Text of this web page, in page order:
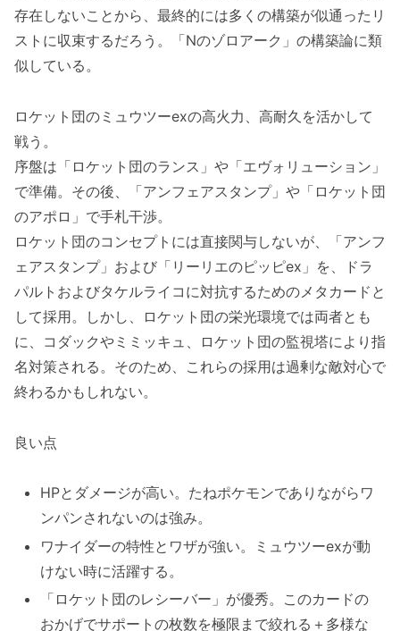
存在しないことから、最終的には多くの構築が似通ったリ
ストに収束するだろう。「Nのゾロアーク」の構築論に類
似している。
ロケット団のミュウツーexの高火力、高耐久を活かして
戦う。
序盤は「ロケット団のランス」や「エヴォリューション」
で準備。その後、「アンフェアスタンプ」や「ロケット団
のアポロ」で手札干渉。
ロケット団のコンセプトには直接関与しないが、「アンフ
ェアスタンプ」および「リーリエのピッピex」を、ドラ
パルトおよびタケルライコに対抗するためのメタカードと
して採用。しかし、ロケット団の栄光環境では両者とも
に、コダックやミミッキュ、ロケット団の監視塔により指
名対策される。そのため、これらの採用は過剰な敵対心で
終わるかもしれない。
良い点
HPとダメージが高い。たねポケモンでありながらワ
ンパンされないのは強み。
ワナイダーの特性とワザが強い。ミュウツーexが動
けない時に活躍する。
「ロケット団のレシーバー」が優秀。このカードの
おかげでサポートの枚数を極限まで絞れる＋多様な